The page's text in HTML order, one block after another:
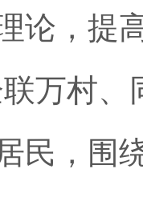
论，提
万村
民，围